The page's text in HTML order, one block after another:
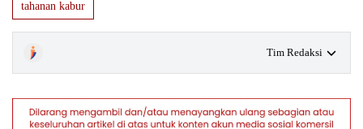
tahanan kabur
Tim Redaksi